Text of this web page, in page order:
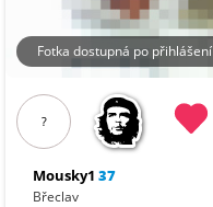
Fotka dostupná po přihlášení
?
Mousky1 37
Břeclav